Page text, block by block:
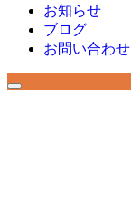
お知らせ
ブログ
お問い合わせ